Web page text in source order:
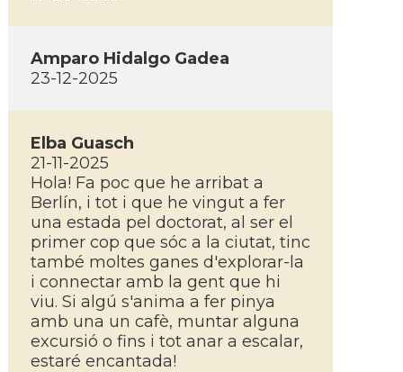
Amparo Hidalgo Gadea
23-12-2025
Elba Guasch
21-11-2025
Hola! Fa poc que he arribat a
Berlín, i tot i que he vingut a fer
una estada pel doctorat, al ser el
primer cop que sóc a la ciutat, tinc
també moltes ganes d'explorar-la
i connectar amb la gent que hi
viu. Si algú s'anima a fer pinya
amb una un cafè, muntar alguna
excursió o fins i tot anar a escalar,
estaré encantada!